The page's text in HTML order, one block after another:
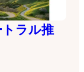
ラル推